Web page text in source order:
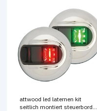
attwood led laternen kit
seitlich montiert steuerbord